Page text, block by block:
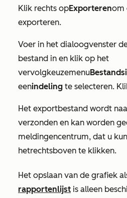
Klik rechts opExporterenom
exporteren.
Voer in het dialoogvenster
bestand in en klik op het
vervolgkeuzemenu
eenindeling te selecteren.
Het exportbestand wordt
verzonden en kan worden
meldingencentrum, dat u
hetrechtsboven te klikken.
Het opslaan van de grafiek
rapportenlijst is alleen